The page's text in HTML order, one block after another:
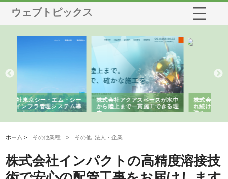
ウェブトピックス
株式会社アクアスペースが水中
から陸上まで一貫施工できる理
由
株式会社地盤調査事務所が選ば
れ続ける理由と建設コンサルの
強み
ホーム > その他業種 > その他_法人・企業
株式会社インパクトの高精度溶接技